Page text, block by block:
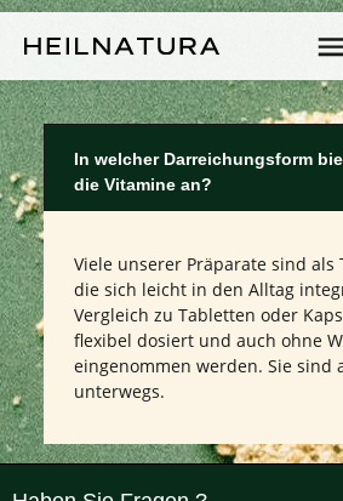
In welcher Darreichungsform
die Vitamine an?
Viele unserer Präparate sind
die sich leicht in den Alltag
Vergleich zu Tabletten oder
flexibel dosiert und auch ohne
eingenommen werden. Sie sind
unterwegs.